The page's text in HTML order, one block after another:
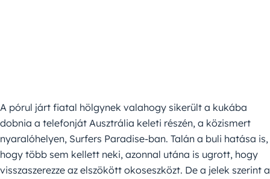
A pórul járt fiatal hölgynek valahogy sikerült a kukába
dobnia a telefonját Ausztrália keleti részén, a közismert
nyaralóhelyen, Surfers Paradise-ban. Talán a buli hatása is,
hogy több sem kellett neki, azonnal utána is ugrott, hogy
visszaszerezze az elszökött okoseszközt. De a jelek szerint a